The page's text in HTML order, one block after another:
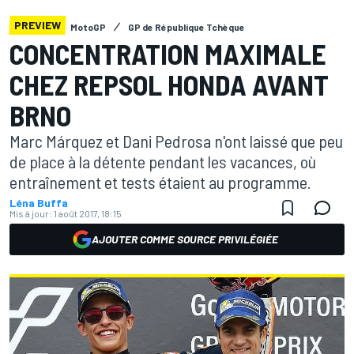
PREVIEW MotoGP GP de République Tchèque
CONCENTRATION MAXIMALE
CHEZ REPSOL HONDA AVANT
BRNO
Marc Márquez et Dani Pedrosa n'ont laissé que peu
de place à la détente pendant les vacances, où
entraînement et tests étaient au programme.
Léna Buffa
Mis à jour: 1 août 2017, 18:15
AJOUTER COMME SOURCE PRIVILÉGIÉE